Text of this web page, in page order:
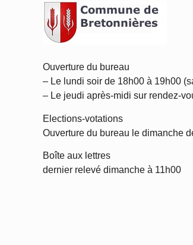
Ouverture du bureau
– Le lundi soir de 18h00 à 19h00
– Le jeudi après-midi sur rendez-
Elections-votations
Ouverture du bureau le dimanche
Boîte aux lettres
dernier relevé dimanche à 11h00